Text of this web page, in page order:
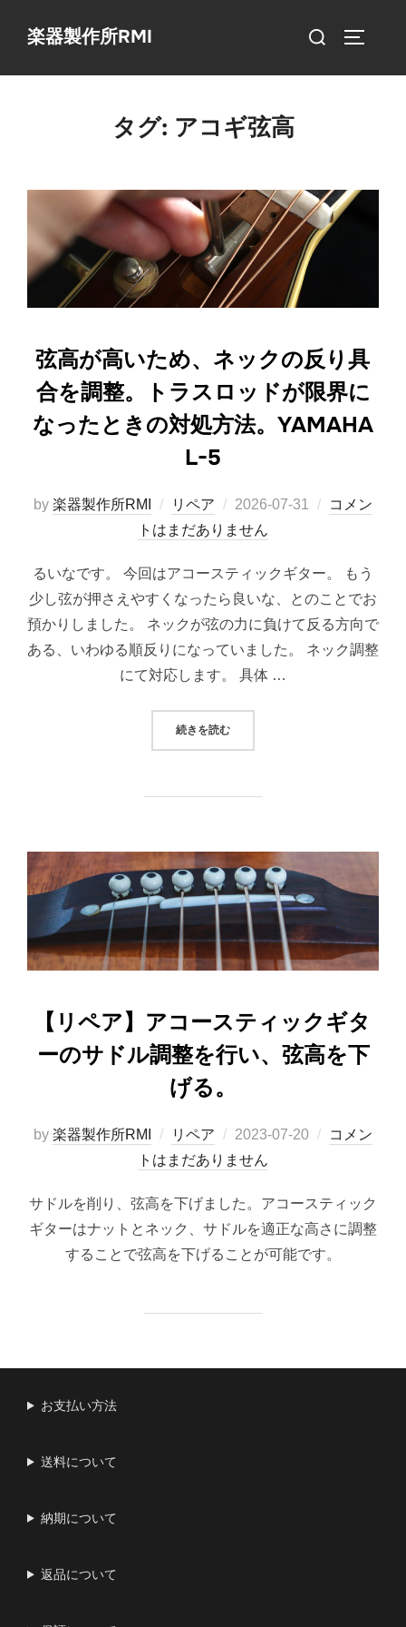
楽器製作所RMI
検
対
タグ: アコギ弦高
弦高が高いため、ネックの反り具
合を調整。トラスロッドが限界に
なったときの対処方法。YAMAHA
L-5
by 楽器製作所RMI リペア
投
稿
2026-07-31
コメン
トはまだありません
るいなです。 今回はアコースティックギター。 もう
少し弦が押さえやすくなったら良いな、とのことでお
預かりしました。 ネックが弦の力に負けて反る方向で
ある、いわゆる順反りになっていました。 ネック調整
にて対応します。 具体 …
続きを読む“弦高が高いため、ネックの反り具
【リペア】アコースティックギタ
ーのサドル調整を行い、弦高を下
げる。
by 楽器製作所RMI リペア
投
稿
2023-07-20
コメン
トはまだありません
サドルを削り、弦高を下げました。アコースティック
ギターはナットとネック、サドルを適正な高さに調整
することで弦高を下げることが可能です。
お支払い方法
送料について
納期について
返品について